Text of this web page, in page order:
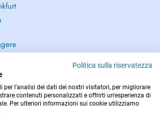
LE URGENZE, CONSULTARE : 112
Politica sulla riservatezza
per l'analisi dei dati dei nostri visitatori, per migliorare
contenuti personalizzati e offrirti un'esperienza di
Per ulteriori informazioni sui cookie utilizziamo